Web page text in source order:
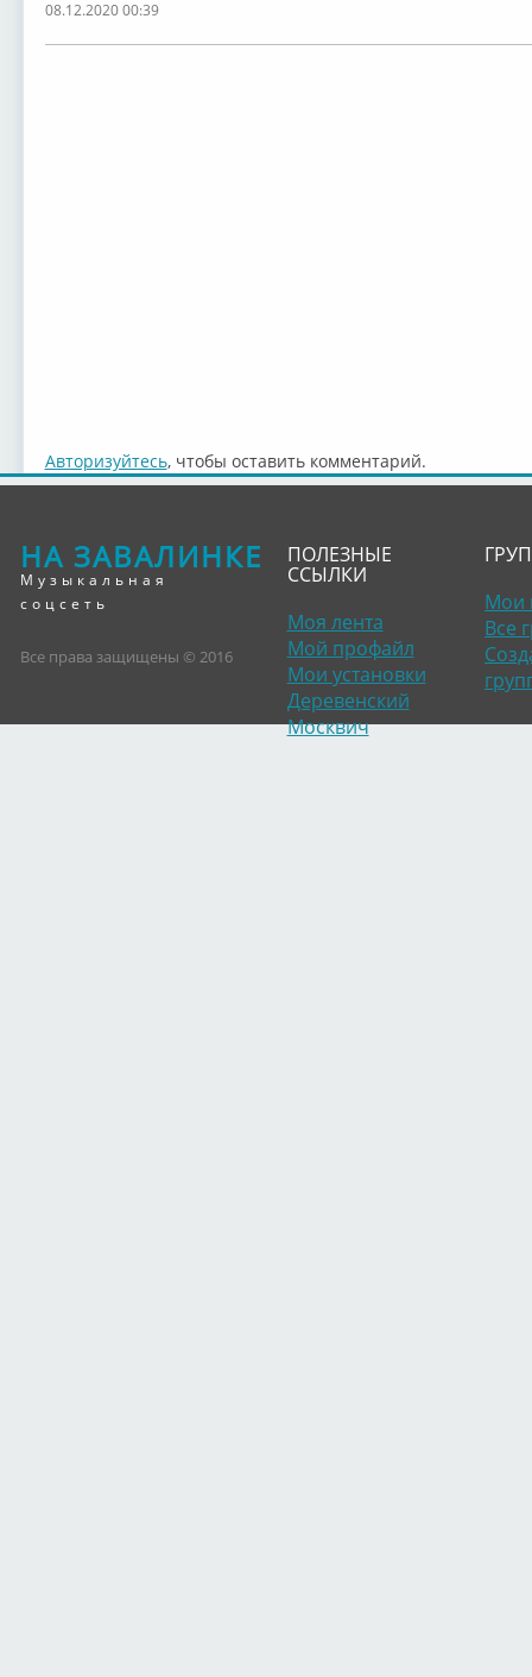
08.12.2020 00:39
Авторизуйтесь, чтобы оставить комментарий.
НА ЗАВАЛИНКЕ
Музыкальная
соцсеть
Все права защищены © 2016
ПОЛЕЗНЫЕ
ССЫЛКИ
Моя лента
Мой профайл
Мои установки
Деревенский
Москвич
Мои
Все